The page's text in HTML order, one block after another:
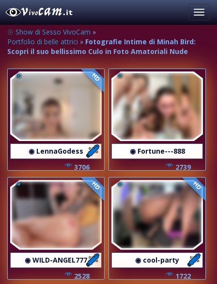
☉ Show di Sesso VivoCam »
Portfolio di belle attrici » Fotografie Intime di Minah Bird:
Scopri il suo bellissimo Culo in Foto Amatoriali Nude
HD
◉ LennaGodess
3706
◉ Fortune---888
2739
HD
◉ WILD-ANGEL777
2528
HD
◉ cool-party
1722